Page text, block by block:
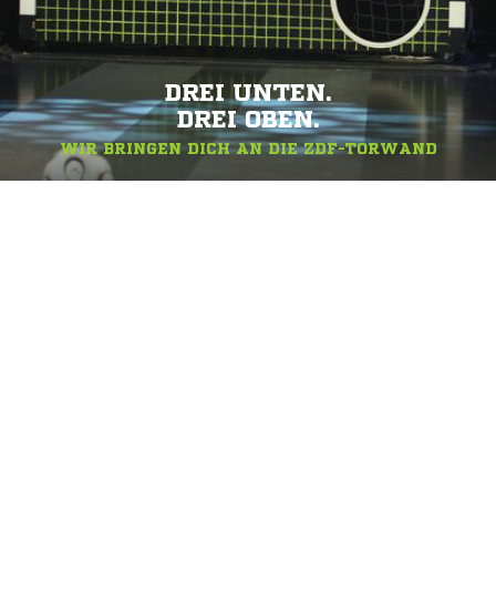
DREI UNTEN.
DREI OBEN.
WIR BRINGEN DICH AN DIE ZDF-TORWAND